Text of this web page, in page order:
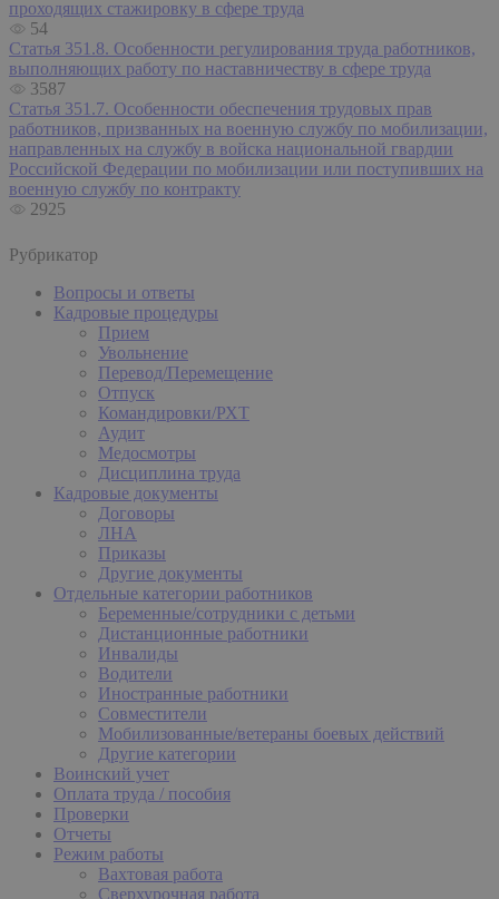
проходящих стажировку в сфере труда
54
Статья 351.8. Особенности регулирования труда работников,
выполняющих работу по наставничеству в сфере труда
3587
Статья 351.7. Особенности обеспечения трудовых прав
работников, призванных на военную службу по мобилизации,
направленных на службу в войска национальной гвардии
Российской Федерации по мобилизации или поступивших на
военную службу по контракту
2925
Рубрикатор
Вопросы и ответы
Кадровые процедуры
Прием
Увольнение
Перевод/Перемещение
Отпуск
Командировки/РХТ
Аудит
Медосмотры
Дисциплина труда
Кадровые документы
Договоры
ЛНА
Приказы
Другие документы
Отдельные категории работников
Беременные/сотрудники с детьми
Дистанционные работники
Инвалиды
Водители
Иностранные работники
Совместители
Мобилизованные/ветераны боевых действий
Другие категории
Воинский учет
Оплата труда / пособия
Проверки
Отчеты
Режим работы
Вахтовая работа
Сверхурочная работа